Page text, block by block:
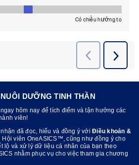
DƯỠNG TINH THẦN
ngay hôm nay để tích điểm và tận hưởng các
viên!
đã đọc, hiểu và đồng ý với Điều khoản &
viên OneASICS™, cũng như đồng ý cho
lộ và xử lý dữ liệu cá nhân của bạn theo
nhằm phục vụ cho việc tham gia chương